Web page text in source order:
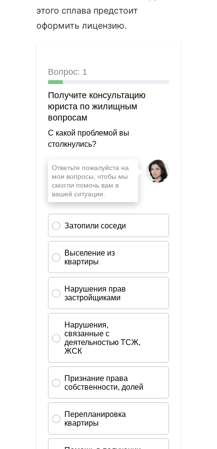
этого сплава предстоит
оформить лицензию.